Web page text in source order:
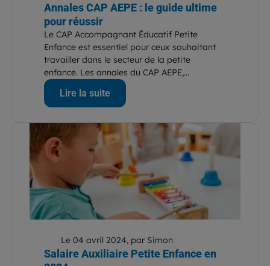
Annales CAP AEPE : le guide ultime
pour réussir
Le CAP Accompagnant Éducatif Petite
Enfance est essentiel pour ceux souhaitant
travailler dans le secteur de la petite
enfance. Les annales du CAP AEPE,...
Lire la suite
Le 04 avril 2024, par Simon
Salaire Auxiliaire Petite Enfance en